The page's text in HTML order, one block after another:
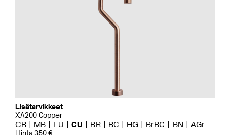
Lisätarvikkeet
XA200 Copper
CR MB LU CU BR BC HG BrBC BN AGr
Hinta 350 €